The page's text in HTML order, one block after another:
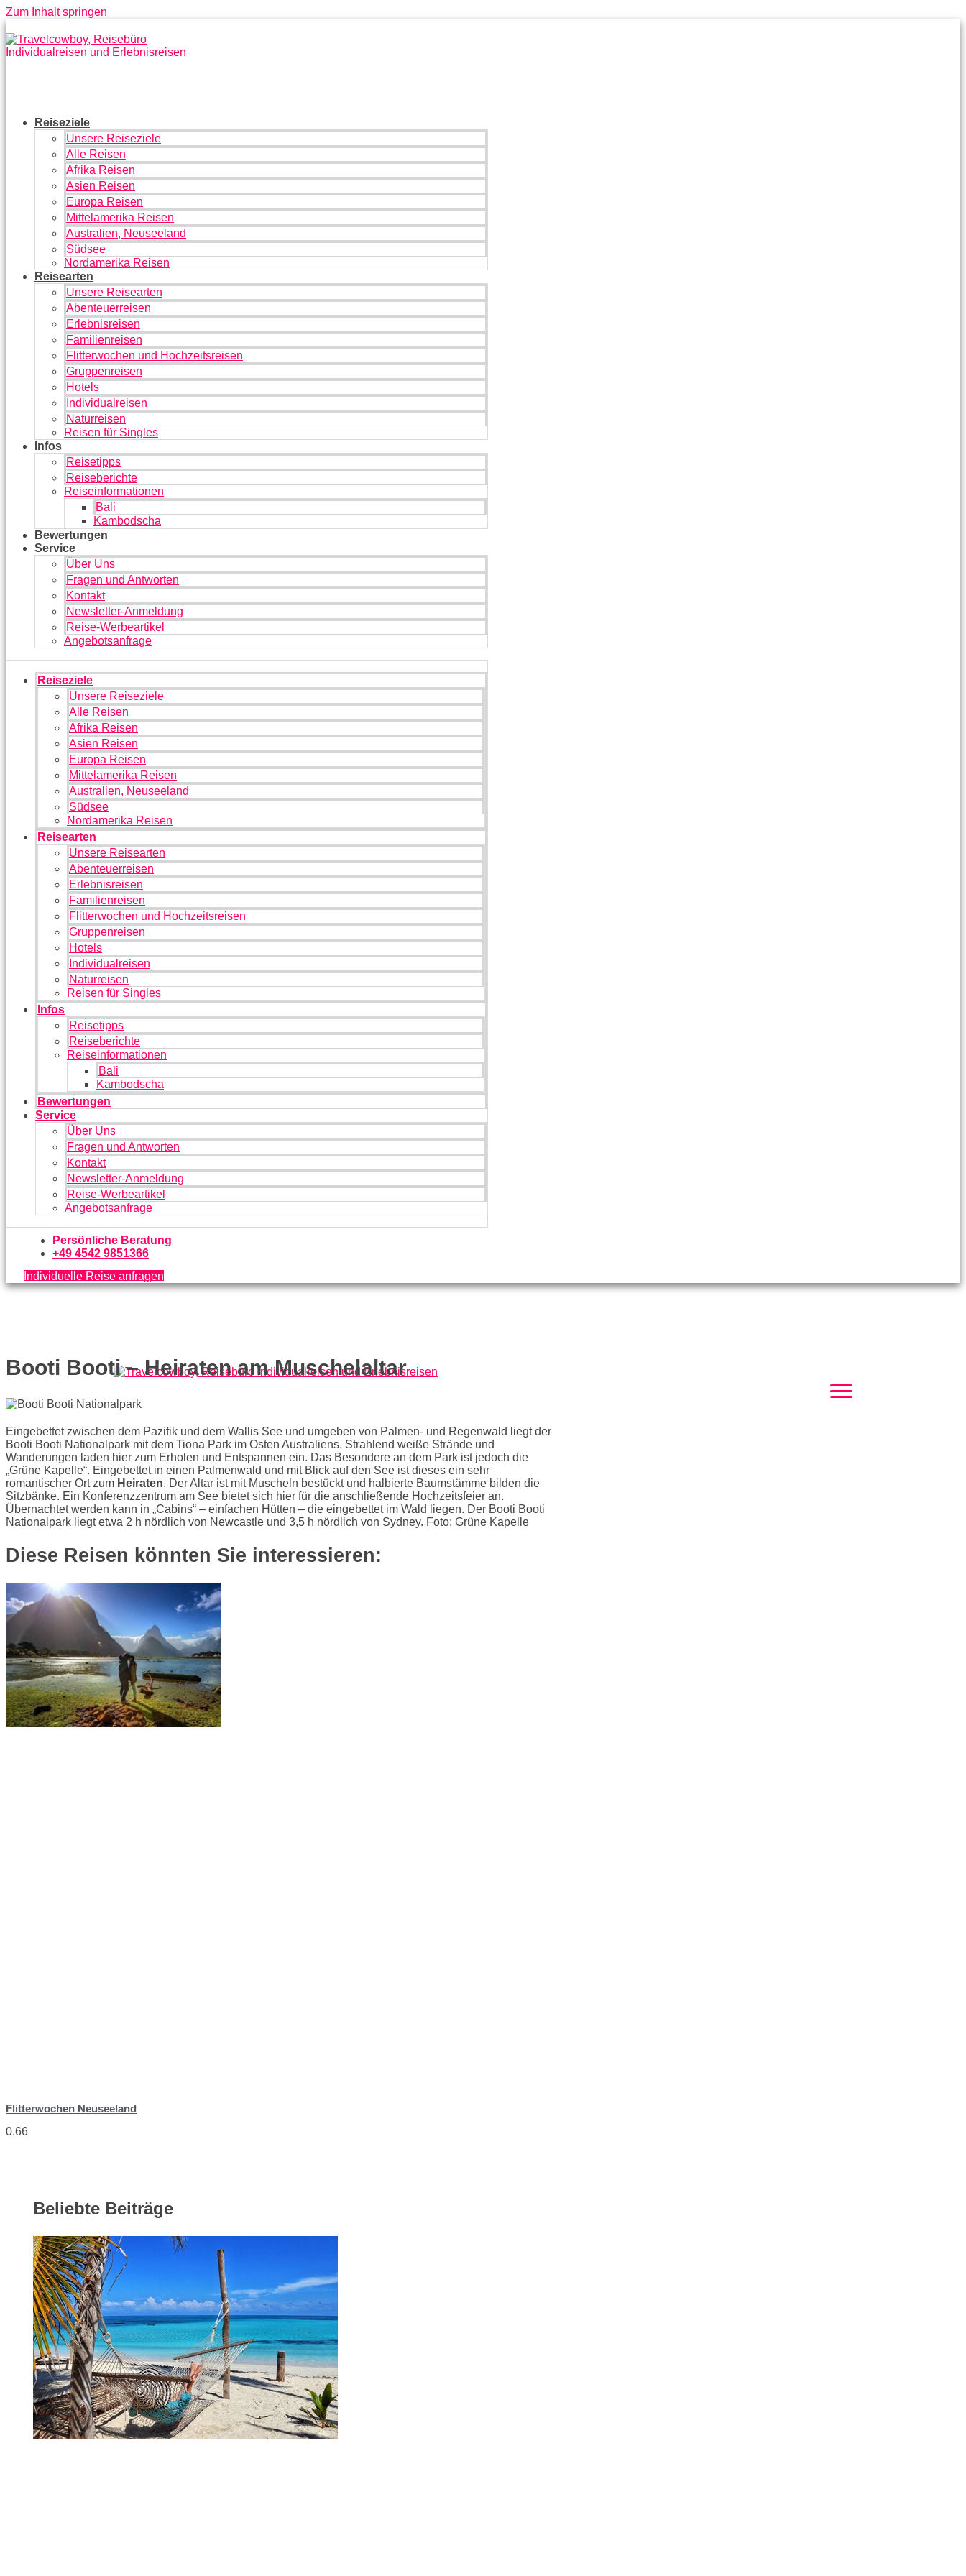
Zum Inhalt springen
Reiseziele
Unsere Reiseziele
Alle Reisen
Afrika Reisen
Asien Reisen
Europa Reisen
Mittelamerika Reisen
Australien, Neuseeland
Südsee
Nordamerika Reisen
Reisearten
Unsere Reisearten
Abenteuerreisen
Erlebnisreisen
Familienreisen
Flitterwochen und Hochzeitsreisen
Gruppenreisen
Hotels
Individualreisen
Naturreisen
Reisen für Singles
Infos
Reisetipps
Reiseberichte
Reiseinformationen
Bali
Kambodscha
Bewertungen
Service
Über Uns
Fragen und Antworten
Kontakt
Newsletter-Anmeldung
Reise-Werbeartikel
Angebotsanfrage
Reiseziele
Unsere Reiseziele
Alle Reisen
Afrika Reisen
Asien Reisen
Europa Reisen
Mittelamerika Reisen
Australien, Neuseeland
Südsee
Nordamerika Reisen
Reisearten
Unsere Reisearten
Abenteuerreisen
Erlebnisreisen
Familienreisen
Flitterwochen und Hochzeitsreisen
Gruppenreisen
Hotels
Individualreisen
Naturreisen
Reisen für Singles
Infos
Reisetipps
Reiseberichte
Reiseinformationen
Bali
Kambodscha
Bewertungen
Service
Über Uns
Fragen und Antworten
Kontakt
Newsletter-Anmeldung
Reise-Werbeartikel
Angebotsanfrage
Persönliche Beratung
+49 4542 9851366
Individuelle Reise anfragen
Booti Booti – Heiraten am Muschelaltar
Eingebettet zwischen dem Pazifik und dem Wallis See und umgeben von Palmen- und Regenwald liegt der
Booti Booti Nationalpark mit dem Tiona Park im Osten Australiens. Strahlend weiße Strände und
Wanderungen laden hier zum Erholen und Entspannen ein. Das Besondere an dem Park ist jedoch die
„Grüne Kapelle“. Eingebettet in einen Palmenwald und mit Blick auf den See ist dieses ein sehr
romantischer Ort zum Heiraten. Der Altar ist mit Muscheln bestückt und halbierte Baumstämme bilden die
Sitzbänke. Ein Konferenzzentrum am See bietet sich hier für die anschließende Hochzeitsfeier an.
Übernachtet werden kann in „Cabins“ – einfachen Hütten – die eingebettet im Wald liegen. Der Booti Booti
Nationalpark liegt etwa 2 h nördlich von Newcastle und 3,5 h nördlich von Sydney. Foto: Grüne Kapelle
Diese Reisen könnten Sie interessieren:
Flitterwochen Neuseeland
Beliebte Beiträge